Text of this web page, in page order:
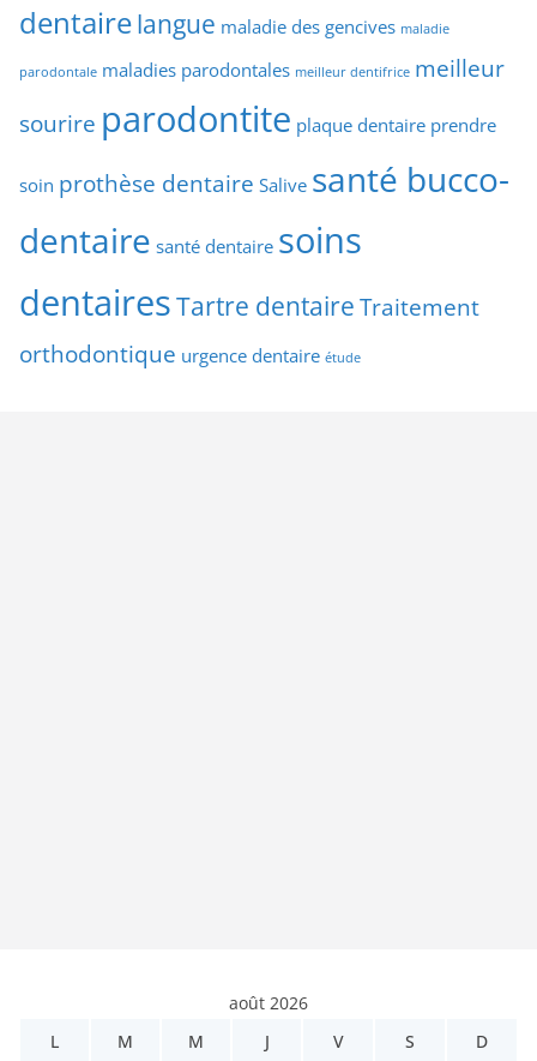
dentairelangue maladie des gencives maladie
parodontale maladies parodontales meilleur dentifrice meilleur
sourire parodontite plaque dentaire prendre
soin prothèse dentaire Salive santé bucco-
dentaire santé dentaire soins
dentairesTartre dentaire Traitement
orthodontique urgence dentaire étude
août 2026
L
M M J V S D